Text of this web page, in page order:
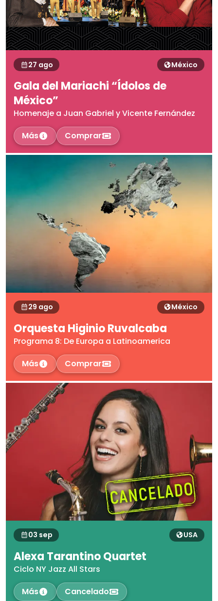
27 ago México
Gala del Mariachi “Ídolos de
México”
Homenaje a Juan Gabriel y Vicente Fernández
Más
Comprar
29 ago México
Orquesta Higinio Ruvalcaba
Programa 8: De Europa a Latinoamerica
Más
Comprar
03 sep USA
Alexa Tarantino Quartet
Ciclo NY Jazz All Stars
Más
Cancelado